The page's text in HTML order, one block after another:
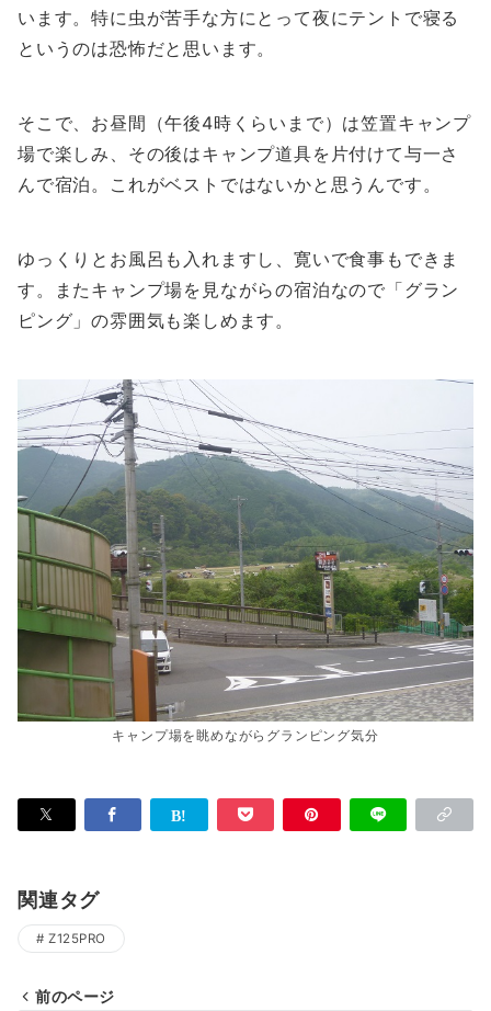
います。特に虫が苦手な方にとって夜にテントで寝る
というのは恐怖だと思います。
そこで、お昼間（午後4時くらいまで）は笠置キャンプ
場で楽しみ、その後はキャンプ道具を片付けて与一さ
んで宿泊。これがベストではないかと思うんです。
ゆっくりとお風呂も入れますし、寛いで食事もできま
す。またキャンプ場を見ながらの宿泊なので「グラン
ピング」の雰囲気も楽しめます。
キャンプ場を眺めながらグランピング気分
関連タグ
Z125PRO
前のページ